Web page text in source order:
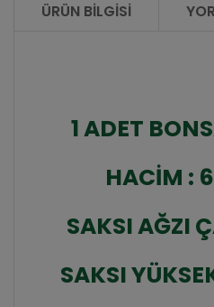
ÜRÜN BILGISI
1 ADET
HACİM :
SAKSI AĞZI
SAKSI